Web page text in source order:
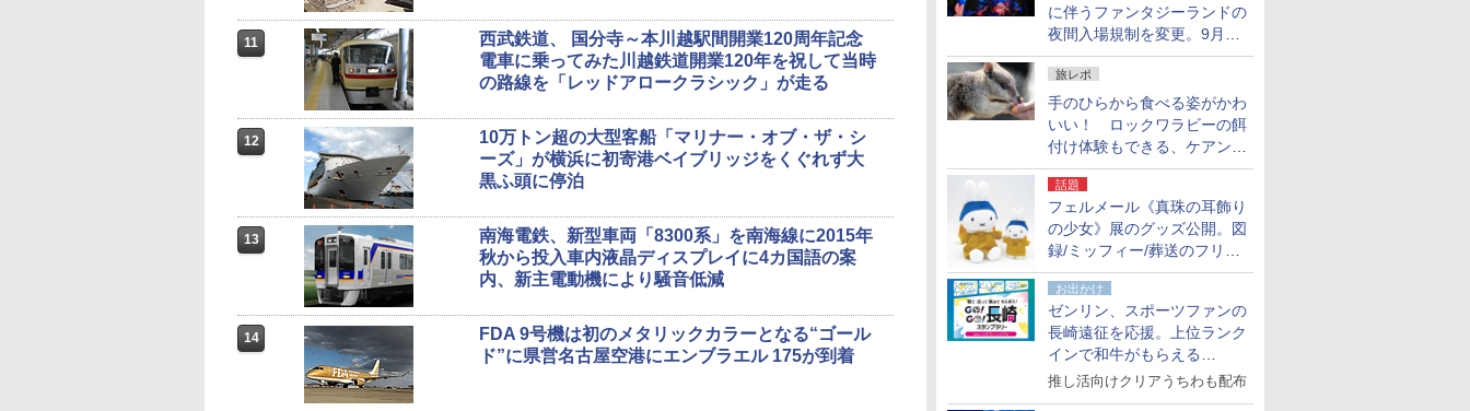
に伴うファンタジーランドの
夜間入場規制を変更。9月か
ら18時50分～20時ごろに
旅レポ
手のひらから食べる姿がかわ
いい！ ロックワラビーの餌
付け体験もできる、ケアンズ
でアサートン高原の日本語ガ
イド付きツアーに参加してみ
た
話題
フェルメール《真珠の耳飾り
の少女》展のグッズ公開。図
録/ミッフィー/葬送のフリー
レンほか、注目ブランドコラ
ボが実現
お出かけ
ゼンリン、スポーツファンの
長崎遠征を応援。上位ランク
インで和牛がもらえる
「GO！GO！長崎スタンプラ
推し活向けクリアうちわも配布
11
西武鉄道、 国分寺～本川越駅間開業120周年記念
電車に乗ってみた川越鉄道開業120年を祝して当時
の路線を「レッドアロークラシック」が走る
12
10万トン超の大型客船「マリナー・オブ・ザ・シ
ーズ」が横浜に初寄港ベイブリッジをくぐれず大
黒ふ頭に停泊
13
南海電鉄、新型車両「8300系」を南海線に2015年
秋から投入車内液晶ディスプレイに4カ国語の案
内、新主電動機により騒音低減
14
FDA 9号機は初のメタリックカラーとなる“ゴール
ド”に県営名古屋空港にエンブラエル 175が到着